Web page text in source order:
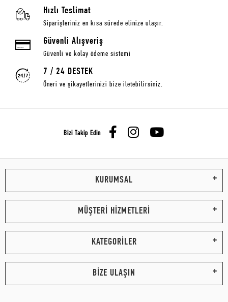
Hızlı Teslimat
Siparişleriniz en kısa sürede elinize ulaşır.
Güvenli Alışveriş
Güvenli ve kolay ödeme sistemi
7 / 24 DESTEK
Öneri ve şikayetlerinizi bize iletebilirsiniz.
Bizi Takip Edin
KURUMSAL
MÜŞTERİ HİZMETLERİ
KATEGORİLER
BİZE ULAŞIN